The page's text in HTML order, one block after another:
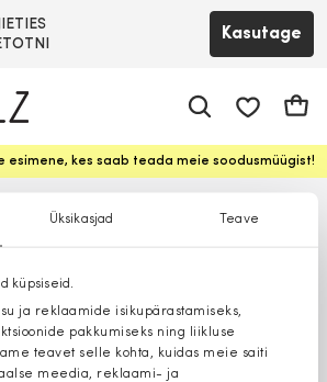
Üksikasjad Teave
küpsiseid.
ja reklaamide isikupärastamiseks,
pakkumiseks ning liikluse
teavet selle kohta, kuidas meie saiti
meedia, reklaami- ja
Kasutage
esimene, kes saab teada meie soodusmüügist!